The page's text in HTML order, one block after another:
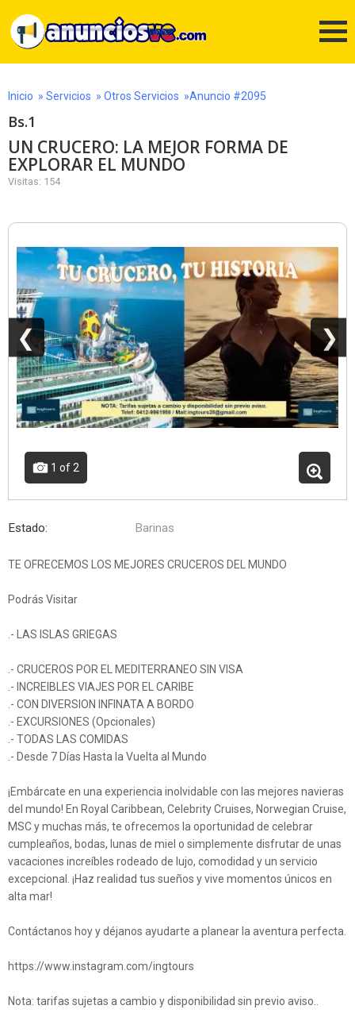
Inicio » Servicios » Otros Servicios »Anuncio #2095
Bs.1
UN CRUCERO: LA MEJOR FORMA DE
EXPLORAR EL MUNDO
Visitas: 154
❮ ❯
1 of 2
Estado: Barinas
TE OFRECEMOS LOS MEJORES CRUCEROS DEL MUNDO
Podrás Visitar
.- LAS ISLAS GRIEGAS
.- CRUCEROS POR EL MEDITERRANEO SIN VISA
.- INCREIBLES VIAJES POR EL CARIBE
.- CON DIVERSION INFINATA A BORDO
.- EXCURSIONES (Opcionales)
.- TODAS LAS COMIDAS
.- Desde 7 Días Hasta la Vuelta al Mundo
¡Embárcate en una experiencia inolvidable con las mejores navieras
del mundo! En Royal Caribbean, Celebrity Cruises, Norwegian Cruise,
MSC y muchas más, te ofrecemos la oportunidad de celebrar
cumpleaños, bodas, lunas de miel o simplemente disfrutar de unas
vacaciones increíbles rodeado de lujo, comodidad y un servicio
excepcional. ¡Haz realidad tus sueños y vive momentos únicos en
alta mar!
Contáctanos hoy y déjanos ayudarte a planear la aventura perfecta.
https://www.instagram.com/ingtours
Nota: tarifas sujetas a cambio y disponibilidad sin previo aviso..